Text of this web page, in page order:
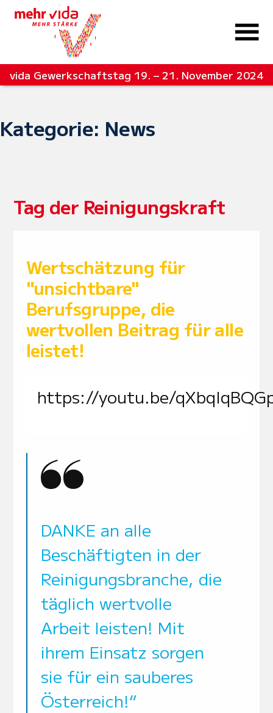
vida Gewerkschaftstag 19. – 21. November 2024
Kategorie: News
Tag der Reinigungskraft
Wertschätzung für
"unsichtbare"
Berufsgruppe, die
wertvollen Beitrag für alle
leistet!
https://youtu.be/
DANKE an alle
Beschäftigten in der
Reinigungsbranche, die
täglich wertvolle
Arbeit leisten! Mit
ihrem Einsatz sorgen
sie für ein sauberes
Österreich!“